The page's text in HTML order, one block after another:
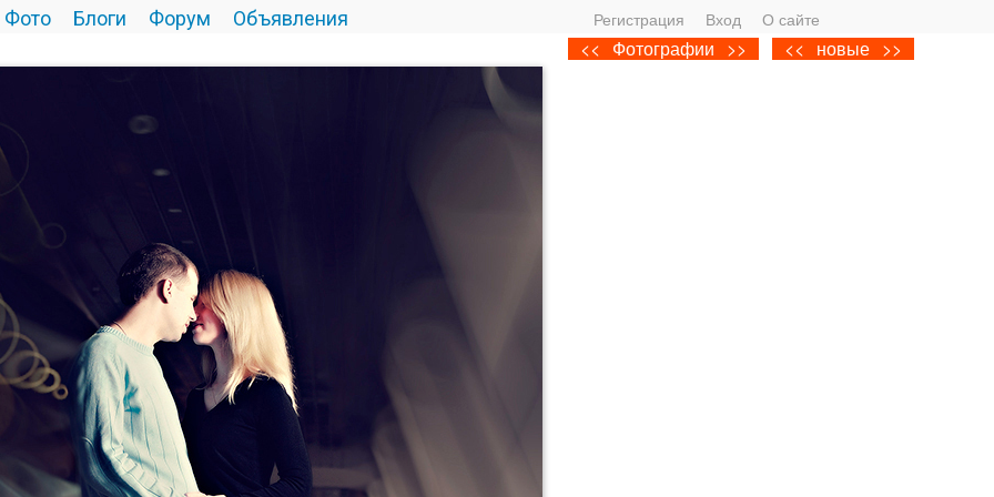
Фото Блоги Форум Объявления Регистрация Вход О сайте
<< новые >>
<< Фотографии >>